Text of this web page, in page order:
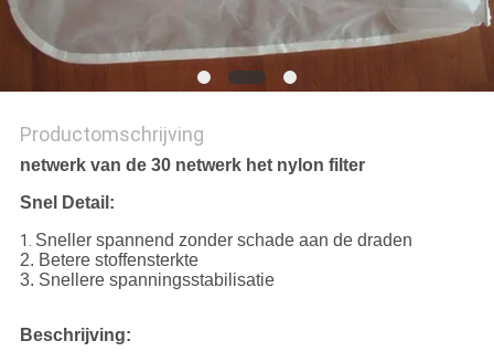
Productomschrijving
netwerk van de 30 netwerk het nylon filter
Snel Detail:
1. Sneller spannend zonder schade aan de draden
2. Betere stoffensterkte
3. Snellere spanningsstabilisatie
Beschrijving: